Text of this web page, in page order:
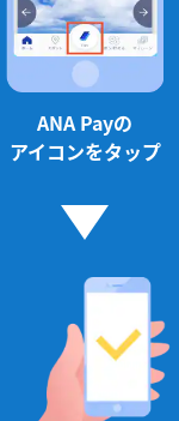
ANA Payの
アイコンをタップ